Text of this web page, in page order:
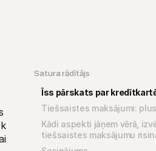
Satura rādītājs
Īss pārskats par
Tiešsaistes maksājumi:
Kādi aspekti jāņem vērā,
tiešsaistes maksājumu